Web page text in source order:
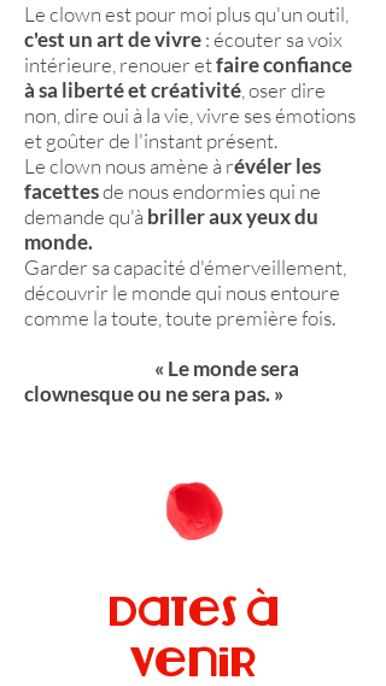
Le clown est pour moi plus qu'un outil,
c'est un art de vivre: écouter sa voix
intérieure, renouer etfaire confiance
à sa liberté et créativité , oser dire
non, dire oui à la vie, vivre ses émotions
et goûter de l'instant présent.
Le clown nous amène à révéler les
facettesde nous endormies qui ne
demande qu'à briller aux yeux du
monde.
Garder sa capacité d'émerveillement,
découvrir le monde qui nous entoure
comme la toute, toute première fois.
« Le monde sera
clownesque ou ne sera pas. »
Dates à
venir